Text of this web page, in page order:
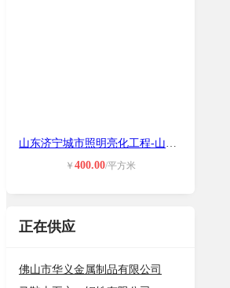
山东济宁城市照明亮化工程-山东济宁
￥ 400.00/平方米
正在供应
佛山市华义金属制品有限公司